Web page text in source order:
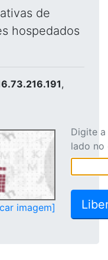
de
hospedados
,
imagem]
Digite
lado no